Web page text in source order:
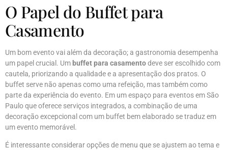
O Papel do Buffet para
Casamento
Um bom evento vai além da decoração; a gastronomia desempenha
um papel crucial. Um buffet para casamentodeve ser escolhido com
cautela, priorizando a qualidade e a apresentação dos pratos. O
buffet serve não apenas como uma refeição, mas também como
parte da experiência do evento. Em um espaço para eventos em São
Paulo que oferece serviços integrados, a combinação de uma
decoração excepcional com um buffet bem elaborado se traduz em
um evento memorável.
É interessante considerar opções de menu que se ajustem ao tema e